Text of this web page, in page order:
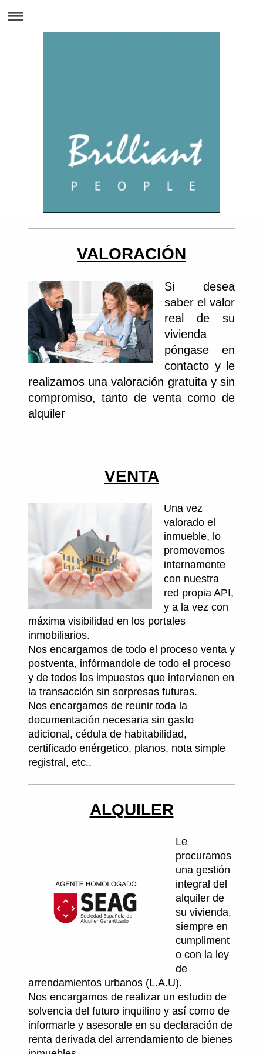
VALORACIÓN
Si desea
saber el valor
real de su
vivienda
póngase en
contacto y le
realizamos una valoración gratuita y sin
compromiso, tanto de venta como de
alquiler
VENTA
Una vez
valorado el
inmueble, lo
promovemos
internamente
con nuestra
red propia API,
y a la vez con
máxima visibilidad en los portales
inmobiliarios.
Nos encargamos de todo el proceso venta y
postventa, infórmandole de todo el proceso
y de todos los impuestos que intervienen en
la transacción sin sorpresas futuras.
Nos encargamos de reunir toda la
documentación necesaria sin gasto
adicional, cédula de habitabilidad,
certificado enérgetico, planos, nota simple
registral, etc..
ALQUILER
Le
procuramos
una gestión
integral del
alquiler de
su vivienda,
siempre en
cumpliment
o con la ley
de
arrendamientos urbanos (L.A.U).
Nos encargamos de realizar un estudio de
solvencia del futuro inquilino y así como de
informarle y asesorale en su declaración de
renta derivada del arrendamiento de bienes